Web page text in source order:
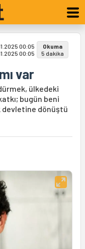
00:05
00:05
Okuma
5 dakika
var
ülkedeki
bugün beni
devletine dönüştü